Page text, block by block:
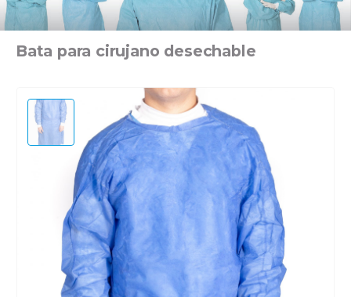
Bata para cirujano desechable